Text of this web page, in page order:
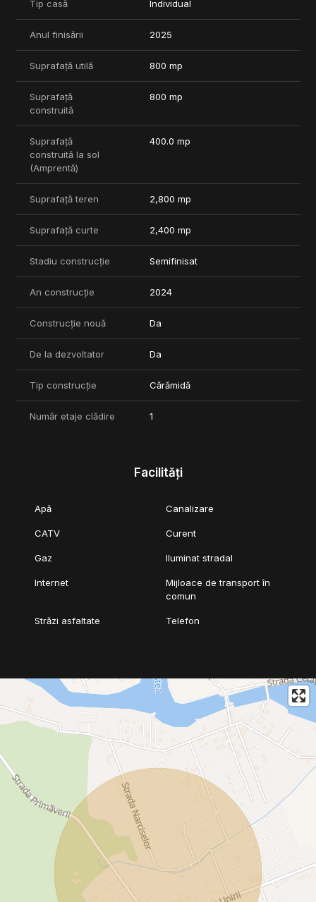
Tip casă Individual
Anul finisării 2025
Suprafață utilă 800 mp
Suprafață
construită
800 mp
Suprafață
construită la sol
(Amprentă)
400.0 mp
Suprafață teren 2,800 mp
Suprafață curte 2,400 mp
Stadiu construcție Semifinisat
An construcție 2024
Construcție nouă Da
De la dezvoltator Da
Tip construcție Cărămidă
Număr etaje clădire 1
Facilități
Apă Canalizare
CATV Curent
Gaz Iluminat stradal
Internet
Mijloace de transport în
comun
Străzi asfaltate Telefon